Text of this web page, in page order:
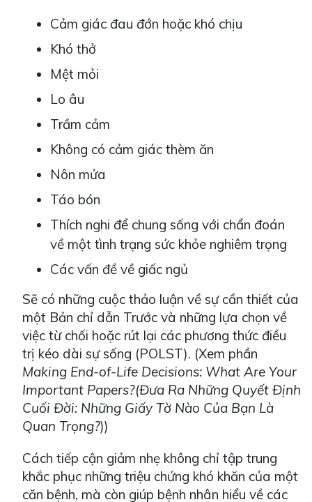
Cảm giác đau đớn hoặc khó chịu
Khó thở
Mệt mỏi
Lo âu
Trầm cảm
Không có cảm giác thèm ăn
Nôn mửa
Táo bón
Thích nghi để chung sống với chẩn đoán
về một tình trạng sức khỏe nghiêm trọng
Các vấn đề về giấc ngủ
Sẽ có những cuộc thảo luận về sự cần thiết của
một Bản chỉ dẫn Trước và những lựa chọn về
việc từ chối hoặc rút lại các phương thức điều
trị kéo dài sự sống (POLST). (Xem phần
Making End-of-Life Decisions: What Are Your
Important Papers?(Đưa Ra Những Quyết Định
Cuối Đời: Những Giấy Tờ Nào Của Bạn Là
Quan Trọng?))
Cách tiếp cận giảm nhẹ không chỉ tập trung
khắc phục những triệu chứng khó khăn của một
căn bệnh, mà còn giúp bệnh nhân hiểu về các